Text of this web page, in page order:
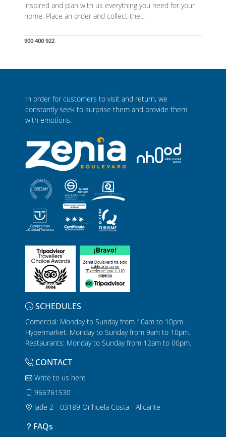
inspired and plan with us everything you need for your
home. Place an order and collect the...
900 400 922
In order for customers to visit and return, we
constantly seek to surprise them and provide them
with emotions.
SCHEDULES
Comercial: Monday to Sunday from 10am to 10pm.
Hypermarket: Monday to Sunday from 9am to 10pm.
Restaurants: Monday to Sunday from 12am to 00pm.
CONTACT
Write to us here
966761530
Jade 2 - 03189 Orihuela Costa - Alicante
FAQs